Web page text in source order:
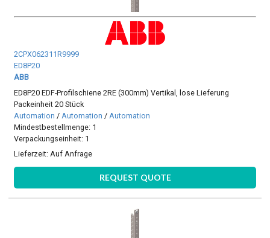
2CPX062311R9999
ED8P20
ABB
ED8P20 EDF-Profilschiene 2RE (300mm) Vertikal, lose Lieferung
Packeinheit 20 Stück
Automation / Automation / Automation
Mindestbestellmenge: 1
Verpackungseinheit: 1
Lieferzeit: Auf Anfrage
REQUEST QUOTE